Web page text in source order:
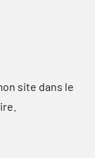
site dans le